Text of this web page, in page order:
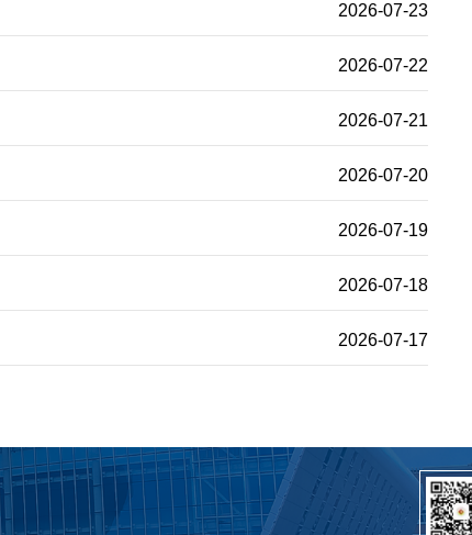
2026-07-23
2026-07-22
2026-07-21
2026-07-20
2026-07-19
2026-07-18
2026-07-17